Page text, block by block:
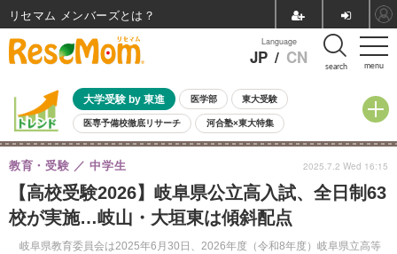
menu
Language
JP / CN search
大学受験 by 東進 医学部 東大受験
医専予備校徹底リサーチ 河合塾×東大特集
親子で考える大学選び 高校受験 中学受験 小学校受験
共通テスト 夏休み
8月開催イベント・WS 全国公立高校 過去問 人気記事
自由研究教材（小学生向け） 自由研究教材（中学生向け）
【高校受験2026】岐阜県公立高入試、全日制63
校が実施…岐山・大垣東は傾斜配点
岐阜県教育委員会は2025年6月30日、2026年度（令和8年度）岐阜県立高等
教育・受験 中学生 2025.7.2 Wed 16:15
リセマム メンバーズ